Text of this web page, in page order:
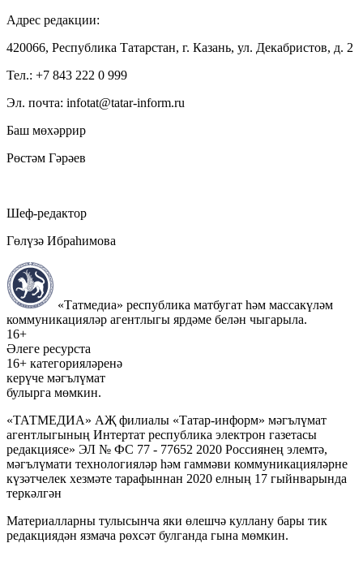
Адрес редакции:
420066, Республика Татарстан, г. Казань, ул. Декабристов, д. 2
Тел.: +7 843 222 0 999
Эл. почта: infotat@tatar-inform.ru
Баш мөхәррир
Рөстәм Гәрәев
Шеф-редактор
Гөлүзә Ибраһимова
«Татмедиа» республика матбугат һәм массакүләм
коммуникацияләр агентлыгы ярдәме белән чыгарыла.
16+
Әлеге ресурста
16+ категорияләренә
керүче мәгълүмат
булырга мөмкин.
«ТАТМЕДИА» АҖ филиалы «Татар-информ» мәгълүмат
агентлыгының Интертат республика электрон газетасы
редакциясе» ЭЛ № ФС 77 - 77652 2020 Россиянең элемтә,
мәгълүмати технологияләр һәм гаммәви коммуникацияләрне
күзәтчелек хезмәте тарафыннан 2020 елның 17 гыйнварында
теркәлгән
Материалларны тулысынча яки өлешчә куллану бары тик
редакциядән язмача рөхсәт булганда гына мөмкин.